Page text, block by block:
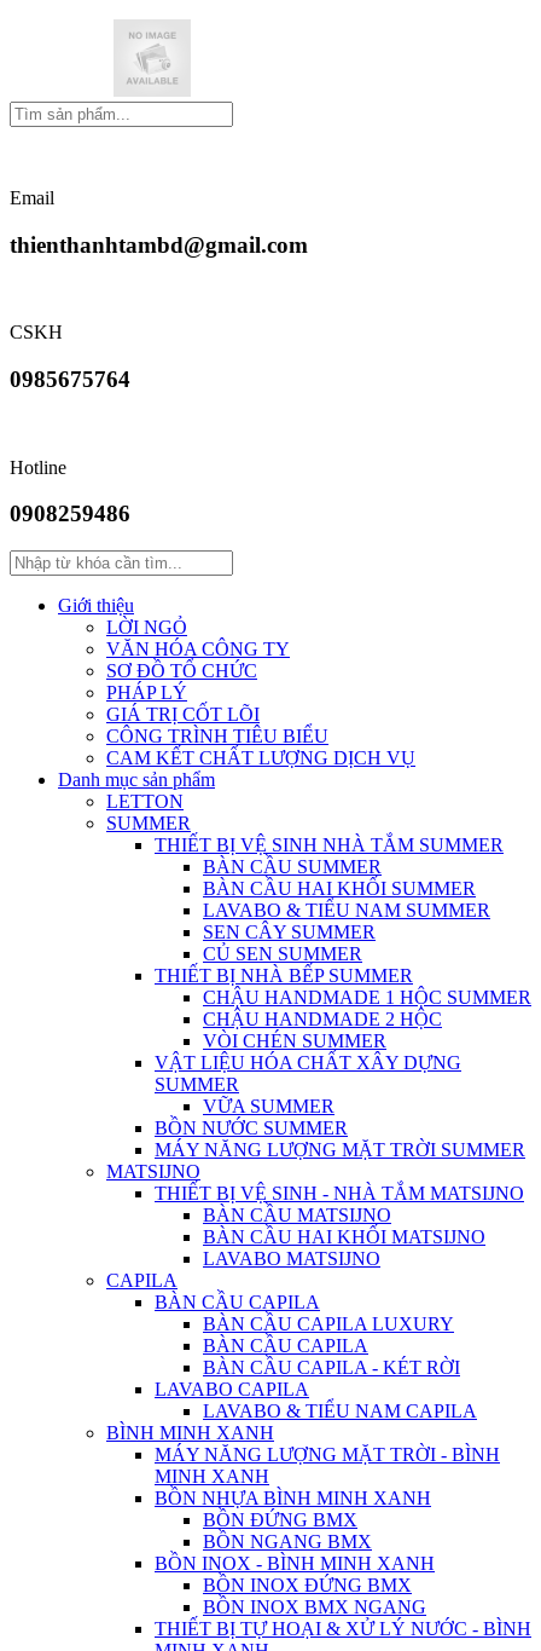
Email
thienthanhtambd@gmail.com
CSKH
0985675764
Hotline
0908259486
Giới thiệu
LỜI NGỎ
VĂN HÓA CÔNG TY
SƠ ĐỒ TỔ CHỨC
PHÁP LÝ
GIÁ TRỊ CỐT LÕI
CÔNG TRÌNH TIÊU BIỂU
CAM KẾT CHẤT LƯỢNG DỊCH VỤ
Danh mục sản phẩm
LETTON
SUMMER
THIẾT BỊ VỆ SINH NHÀ TẮM SUMMER
BÀN CẦU SUMMER
BÀN CẦU HAI KHỐI SUMMER
LAVABO & TIỂU NAM SUMMER
SEN CÂY SUMMER
CỦ SEN SUMMER
THIẾT BỊ NHÀ BẾP SUMMER
CHẬU HANDMADE 1 HỘC SUMMER
CHẬU HANDMADE 2 HỘC
VÒI CHÉN SUMMER
VẬT LIỆU HÓA CHẤT XÂY DỰNG
SUMMER
VỮA SUMMER
BỒN NƯỚC SUMMER
MÁY NĂNG LƯỢNG MẶT TRỜI SUMMER
MATSIJNO
THIẾT BỊ VỆ SINH - NHÀ TẮM MATSIJNO
BÀN CẦU MATSIJNO
BÀN CẦU HAI KHỐI MATSIJNO
LAVABO MATSIJNO
CAPILA
BÀN CẦU CAPILA
BÀN CẦU CAPILA LUXURY
BÀN CẦU CAPILA
BÀN CẦU CAPILA - KÉT RỜI
LAVABO CAPILA
LAVABO & TIỂU NAM CAPILA
BÌNH MINH XANH
MÁY NĂNG LƯỢNG MẶT TRỜI - BÌNH
MINH XANH
BỒN NHỰA BÌNH MINH XANH
BỒN ĐỨNG BMX
BỒN NGANG BMX
BỒN INOX - BÌNH MINH XANH
BỒN INOX ĐỨNG BMX
BỒN INOX BMX NGANG
THIẾT BỊ TỰ HOẠI & XỬ LÝ NƯỚC - BÌNH